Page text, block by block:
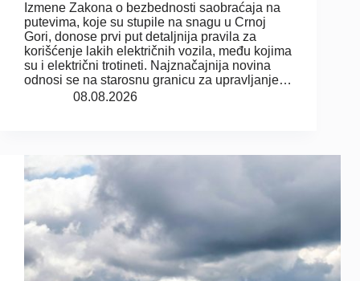
Izmene Zakona o bezbednosti saobraćaja na
putevima, koje su stupile na snagu u Crnoj
Gori, donose prvi put detaljnija pravila za
korišćenje lakih električnih vozila, među kojima
su i električni trotineti. Najznačajnija novina
odnosi se na starosnu granicu za upravljanje…
08.08.2026